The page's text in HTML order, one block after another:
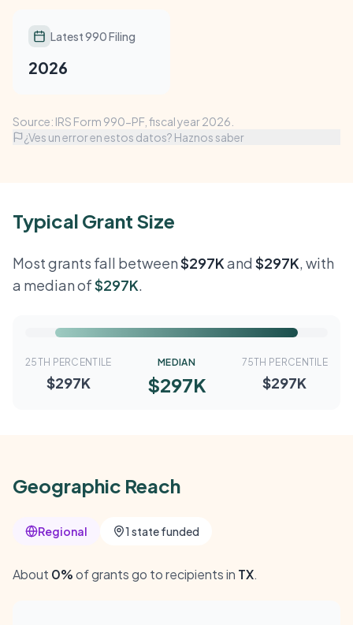
Latest 990 Filing
2026
Source: IRS Form 990-PF, fiscal year 2026.
¿Ves un error en estos datos? Haznos saber
Typical Grant Size
Most grants fall between$297Kand $297K, with
a median of$297K.
25TH PERCENTILE
$297K
MEDIAN
$297K
75TH PERCENTILE
$297K
Geographic Reach
Regional 1 state funded
About 0%of grants go to recipients in TX.